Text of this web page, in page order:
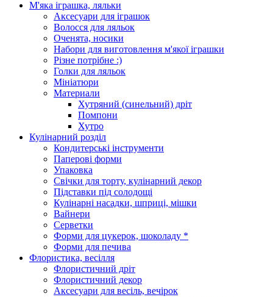
М'яка іграшка, ляльки
Аксесуари для іграшок
Волосся для ляльок
Оченята, носики
Набори для виготовлення м'якої іграшки
Різне потрібне :)
Голки для ляльок
Мініатюри
Материали
Хутряний (синельний) дріт
Помпони
Хутро
Кулінарний розділ
Кондитерські інструменти
Паперові форми
Упаковка
Свічки для торту, кулінарний декор
Підставки під солодощі
Кулінарні насадки, шприці, мішки
Вайнери
Серветки
Форми для цукерок, шоколаду *
Форми для печива
Флористика, весілля
Флористичний дріт
Флористичний декор
Аксесуари для весіль, вечірок